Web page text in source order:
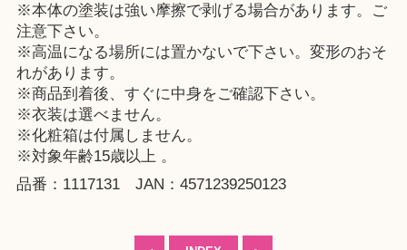
※本体の塗装は強い摩擦で剥げる場合があります。ご
注意下さい。
※高温になる場所には置かないで下さい。変形のおそ
れがあります。
※商品到着後、すぐに中身をご確認下さい。
※衣装は選べません。
※化粧箱は付属しません。
※対象年齢15歳以上 。
品番：1117131 JAN：4571239250123